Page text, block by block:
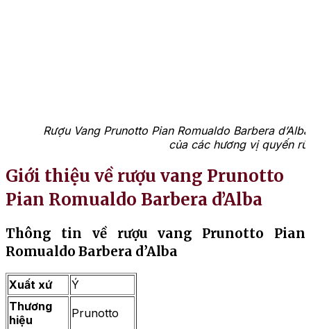
Rượu Vang Prunotto Pian Romualdo Barbera
của các hương vị quyến rũ
Giới thiệu về rượu vang Prunotto
Pian Romualdo Barbera d’Alba
Thông tin về rượu vang Prunotto Pian
Romualdo Barbera d’Alba
Xuất xứ
Ý
Thương
hiệu
Prunotto